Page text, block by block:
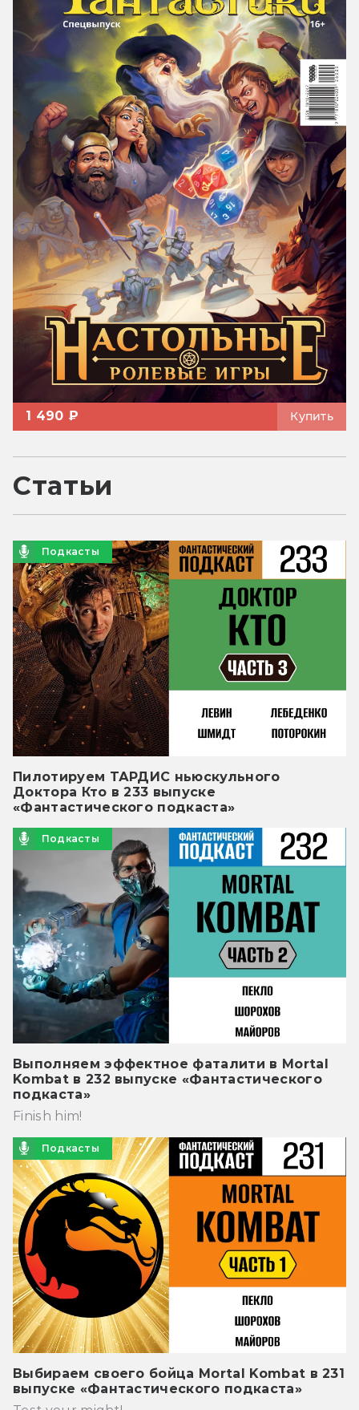
1 490 ₽ Купить
Статьи
Подкасты
Пилотируем ТАРДИС ньюскульного
Доктора Кто в 233 выпуске
«Фантастического подкаста»
Подкасты
Выполняем эффектное фаталити в Mortal
Kombat в 232 выпуске «Фантастического
подкаста»
Finish him!
Подкасты
Выбираем своего бойца Mortal Kombat в 231
выпуске «Фантастического подкаста»